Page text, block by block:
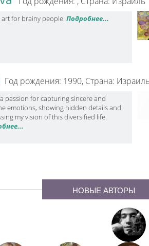
art for brainy people. Подробнее...
Год рождения: 1990, Страна:
passion for capturing sincere and
emotions, showing hidden details and
my vision of this diversified life.
НОВЫЕ АВТОРЫ